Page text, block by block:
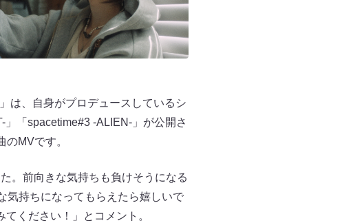
は、自身がプロデュースしているシ
「spacetime#3 -ALIEN-」が公開さ
MVです。
。前向きな気持ちも負けそうになる
気持ちになってもらえたら嬉しいで
ください！」とコメント。